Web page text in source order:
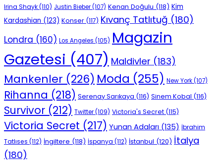
Irina Shayk(110) Justin Bieber(107) Kenan Doğulu (118) Kim
Kardashian (123) Konser (117) Kıvanç Tatlıtuğ (180)
Londra (160) Los Angeles (105) Magazin
Gazetesi (407) Maldivler (183)
Mankenler (226) Moda (255) New York(107)
Rihanna (218) Serenay Sarıkaya (116) Sinem Kobal (116)
Survivor (212) Twitter(109) Victoria's Secret (115)
Victoria Secret (217) Yunan Adaları (135) İbrahim
Tatlıses (112) İngiltere (118) İspanya (112) İstanbul (120) İtalya
(180)